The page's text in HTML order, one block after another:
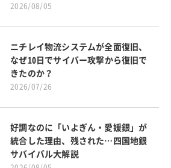
2026/08/05
ニチレイ物流システムが全面復旧、
なぜ10日でサイバー攻撃から復旧で
きたのか？
2026/07/26
好調なのに「いよぎん・愛媛銀」が
統合した理由、残された…四国地銀
サバイバル大解説